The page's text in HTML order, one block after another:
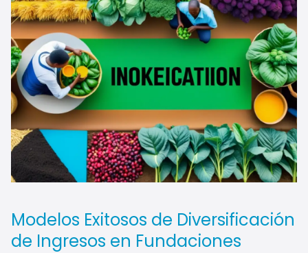
Modelos Exitosos de Diversificación
de Ingresos en Fundaciones